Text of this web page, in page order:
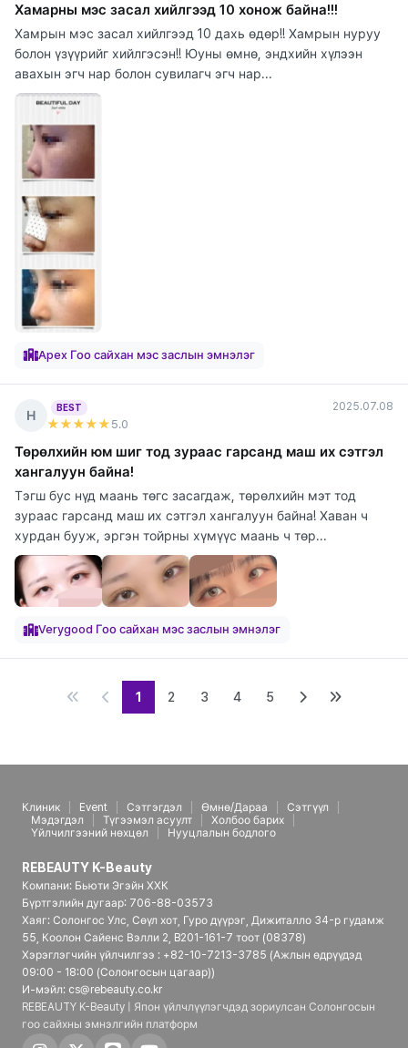
Хамарны мэс засал хийлгээд 10 хонож байна!!!
Хамрын мэс засал хийлгээд 10 дахь өдөр!! Хамрын нуруу
болон үзүүрийг хийлгэсэн!! Юуны өмнө, эндхийн хүлээн
авахын эгч нар болон сувилагч эгч нар...
Apex Гоо сайхан мэс заслын эмнэлэг
Н
BEST
★★★★★ 5.0
2025.07.08
Төрөлхийн юм шиг тод зураас гарсанд маш их сэтгэл
хангалуун байна!
Тэгш бус нүд маань төгс засагдаж, төрөлхийн мэт тод
зураас гарсанд маш их сэтгэл хангалуун байна! Хаван ч
хурдан бууж, эргэн тойрны хүмүүс маань ч төр...
Verygood Гоо сайхан мэс заслын эмнэлэг
1 2 3 4 5
Клиник Event Сэтгэгдэл Өмнө/Дараа
Сэтгүүл
Мэдэгдэл
Түгээмэл асуулт
Холбоо барих
Үйлчилгээний нөхцөл
Нууцлалын бодлого
REBEAUTY K-Beauty
Компани: Бьюти Эгэйн ХХК
Бүртгэлийн дугаар: 706-88-03573
Хаяг: Солонгос Улс, Сөүл хот, Гуро дүүрэг, Дижиталло 34-р гудамж
55, Коолон Сайенс Вэлли 2, B201-161-7 тоот (08378)
Хэрэглэгчийн үйлчилгээ : +82-10-7213-3785 (Ажлын өдрүүдэд
09:00 - 18:00 (Солонгосын цагаар))
И-мэйл: cs@rebeauty.co.kr
REBEAUTY K-Beauty | Япон үйлчлүүлэгчдэд зориулсан Солонгосын
гоо сайхны эмнэлгийн платформ